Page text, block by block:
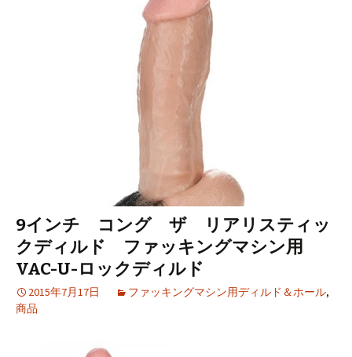
9インチ コング ザ リアリスティッ
クディルド ファッキングマシン用
VAC-U-ロックディルド
2015年7月17日 ファッキングマシン用ディルド＆ホール,
商品